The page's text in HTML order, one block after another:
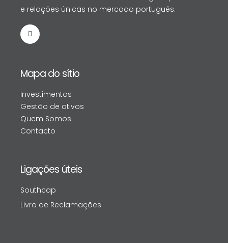
e relações únicas no mercado português.
Mapa do sítio
Investimentos
Gestão de ativos
Quem Somos
Contacto
Ligações úteis
Southcap
Livro de Reclamações